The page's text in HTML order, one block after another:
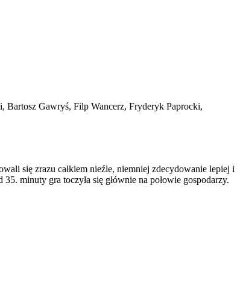
Bartosz Gawryś, Filp Wancerz, Fryderyk Paprocki,
się zrazu całkiem nieźle, niemniej zdecydowanie lepiej i
minuty gra toczyła się głównie na połowie gospodarzy.